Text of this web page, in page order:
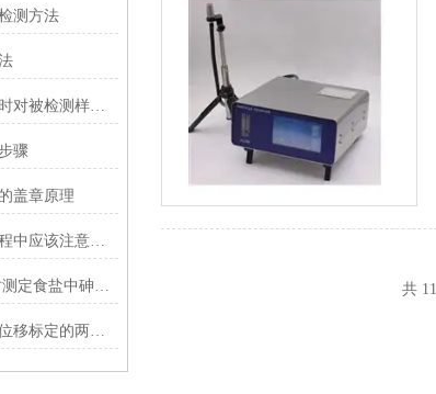
测方法
光电直读光谱仪分析时对被检测样品有什么要求？应如何制样？
骤
盖章原理
离子色谱仪在使用过程中应该注意什么事项
原子荧光光谱法 同时测定食盐中砷、锑和汞的含量
金属电子拉力试验机位移标定的两种方式
共